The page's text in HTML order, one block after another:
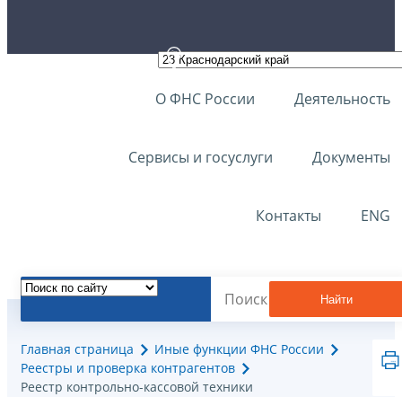
О ФНС России Деятельность
Сервисы и госуслуги Документы
Контакты ENG
Найти
Главная страница
Иные функции ФНС России
Реестры и проверка контрагентов
Реестр контрольно-кассовой техники